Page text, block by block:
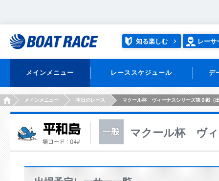
知る楽しむ レーサ
メインメニュー レーススケジュール デ
HOMEメインメニュー 本日のレース マクール杯 ヴィーナスシリーズ第９戦（
マクール杯 ヴィ